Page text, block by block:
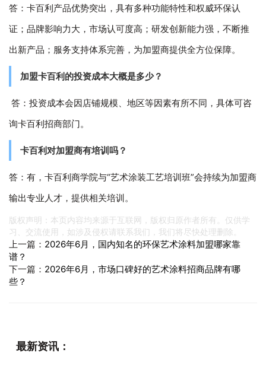
答：卡百利产品优势突出，具有多种功能特性和权威环保认
证；品牌影响力大，市场认可度高；研发创新能力强，不断推
出新产品；服务支持体系完善，为加盟商提供全方位保障。
加盟卡百利的投资成本大概是多少？
答：投资成本会因店铺规模、地区等因素有所不同，具体可咨
询卡百利招商部门。
卡百利对加盟商有培训吗？
答：有，卡百利商学院与“艺术涂装工艺培训班”会持续为加盟商
输出专业人才，提供相关培训。
版权声明：本页内容均来源于互联网，版权归原作者所有。仅供学
习、交流使用，如涉及侵权请联系我们，我们将尽快处理删除。
上一篇： 2026年6月，国内知名的环保艺术涂料加盟哪家靠
谱？
下一篇： 2026年6月，市场口碑好的艺术涂料招商品牌有哪
些？
最新资讯：